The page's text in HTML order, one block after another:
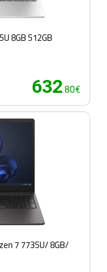
8GB 512GB
632.80€
7 7735U/ 8GB/